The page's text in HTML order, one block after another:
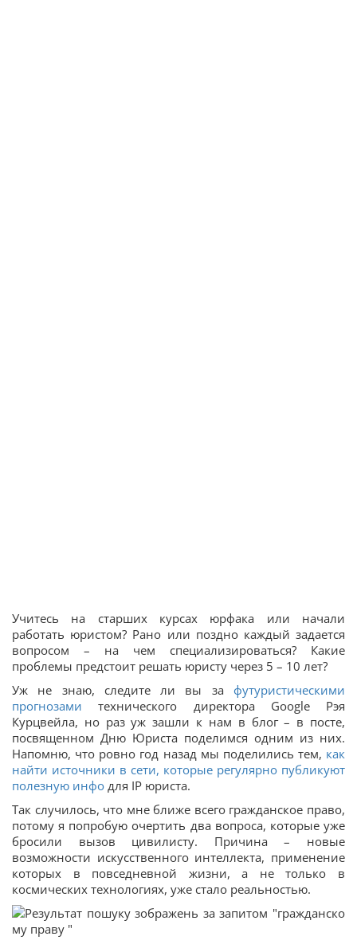
Учитесь на старших курсах юрфака или начали
работать юристом? Рано или поздно каждый задается
вопросом – на чем специализироваться? Какие
проблемы предстоит решать юристу через 5 – 10 лет?
Уж не знаю, следите ли вы за футуристическими
прогнозами технического директора Google Рэя
Курцвейла, но раз уж зашли к нам в блог – в посте,
посвященном Дню Юриста поделимся одним из них.
Напомню, что ровно год назад мы поделились тем, как
найти источники в сети, которые регулярно публикуют
полезную инфо для IP юриста.
Так случилось, что мне ближе всего гражданское право,
потому я попробую очертить два вопроса, которые уже
бросили вызов цивилисту. Причина – новые
возможности искусственного интеллекта, применение
которых в повседневной жизни, а не только в
космических технологиях, уже стало реальностью.